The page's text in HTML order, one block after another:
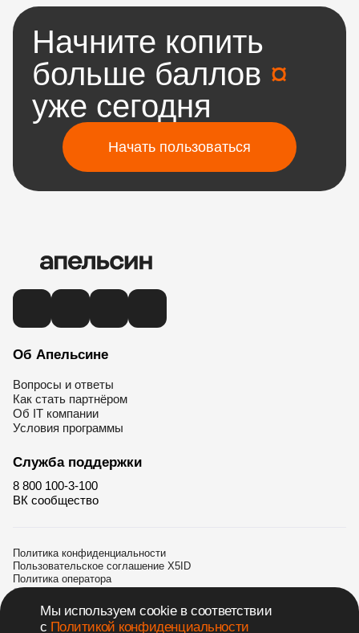
Начните копить
больше баллов ¤
уже сегодня
Начать пользоваться
Об Апельсине
Вопросы и ответы
Как стать партнёром
Об IT компании
Условия программы
Служба поддержки
8 800 100-3-100
ВК сообщество
Политика конфиденциальности
Пользовательское соглашение X5ID
Политика оператора
©
Мы используем cookie в соответствии
с Политикой конфиденциальности